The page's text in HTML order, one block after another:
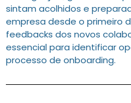
sintam acolhidos e
empresa desde o primeiro
feedbacks dos novos
essencial para identificar
processo de onboarding.